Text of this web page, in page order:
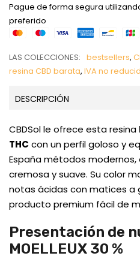
Pague de forma segura
preferido
LAS COLECCIONES: bestsellers,
resina CBD barata, IVA no
DESCRIPCIÓN
CBDSol le ofrece esta resina
THC con un perfil goloso y
España métodos
cremosa y suave. Su color
notas ácidas con matices a
producto premium fácil de
Presentación de
MOELLEUX 30 %